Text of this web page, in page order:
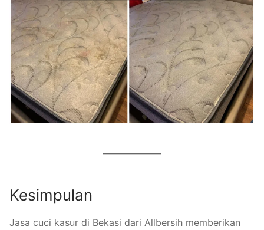
Kesimpulan
Jasa cuci kasur di Bekasi dari Allbersih memberikan